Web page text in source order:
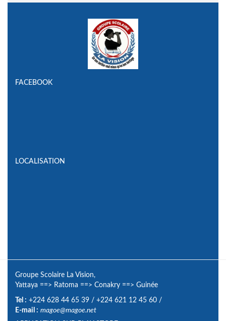
FACEBOOK
LOCALISATION
Groupe Scolaire La Vision,
Yattaya ==> Ratoma ==> Conakry ==> Guinée
Tel : +224 628 44 65 39 / +224 621 12 45 60 /
E-mail : magoe@magoe.net